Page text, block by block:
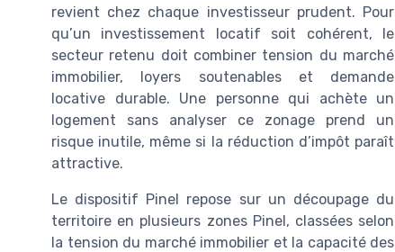
revient chez chaque investisseur prudent. Pour
qu’un investissement locatif soit cohérent, le
secteur retenu doit combiner tension du marché
immobilier, loyers soutenables et demande
locative durable. Une personne qui achète un
logement sans analyser ce zonage prend un
risque inutile, même si la réduction d’impôt paraît
attractive.
Le dispositif Pinel repose sur un découpage du
territoire en plusieurs zones Pinel, classées selon
la tension du marché immobilier et la capacité des